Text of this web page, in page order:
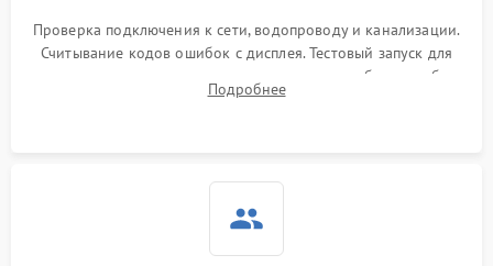
Проверка подключения к сети, водопроводу и канализации.
Считывание кодов ошибок с дисплея. Тестовый запуск для
выявления посторонних шумов, протечек или сбоев в работе
электронного модуля управления.
Подробнее